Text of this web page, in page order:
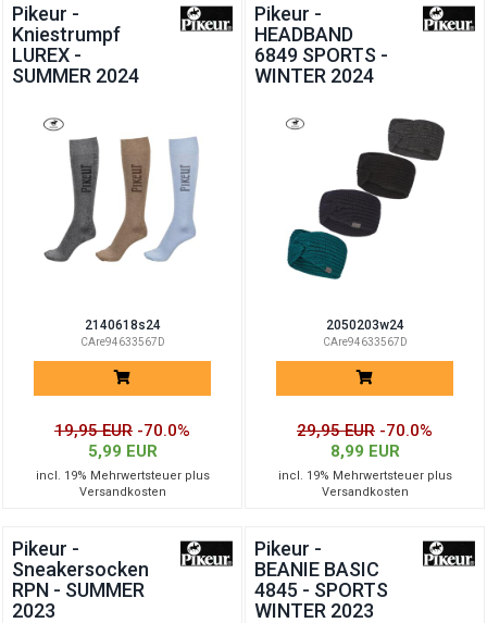
Pikeur -
Kniestrumpf
LUREX -
SUMMER 2024
2140618s24
CAre94633567D
19,95 EUR -70.0%
5,99 EUR
incl. 19% Mehrwertsteuer plus
Versandkosten
Pikeur -
HEADBAND
6849 SPORTS -
WINTER 2024
2050203w24
CAre94633567D
29,95 EUR -70.0%
8,99 EUR
incl. 19% Mehrwertsteuer plus
Versandkosten
Pikeur -
Sneakersocken
RPN - SUMMER
2023
Pikeur -
BEANIE BASIC
4845 - SPORTS
WINTER 2023